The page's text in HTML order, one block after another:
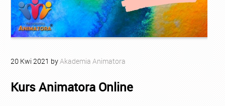
20 Kwi 2021 byAkademia Animatora
Kurs Animatora Online